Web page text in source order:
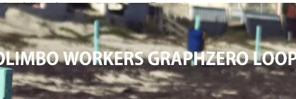
大阪高槻,国産ジーンズ,アメカジ,通販,販売, COLIMBO,コリンボ